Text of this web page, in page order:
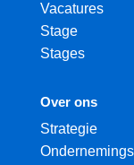
Vacatures
Stage
Stages
Over ons
Strategie